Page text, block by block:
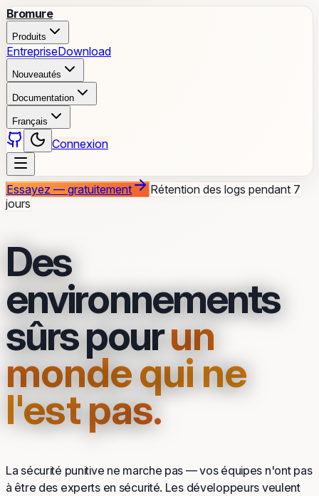
Bromure
Produits
EntrepriseDownload
Nouveautés
Documentation
Français
Connexion
Essayez — gratuitement
Rétention des logs pendant 7
jours
Des
environnements
sûrs pourun
monde qui ne
l'est pas.
La sécurité punitive ne marche pas — vos équipes n'ont pas
à être des experts en sécurité. Les développeurs veulent